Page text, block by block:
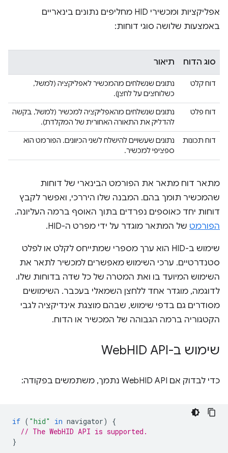
אפליקציות ומכשירי HID מחליפים נתונים בינאריים
באמצעות שלושה סוגי דוחות:
סוג הדוח תיאור
דוח קלט
נתונים שנשלחים מהמכשיר לאפליקציה (למשל,
כשלוחצים על לחצן).
דוח פלט
נתונים שנשלחים מהאפליקציה למכשיר (למשל, בקשה
להדליק את התאורה האחורית של המקלדת).
דוח תכונות
נתונים שעשויים להישלח לשני הכיוונים. הפורמט הוא
ספציפי למכשיר.
מתאר דוח מתאר את הפורמט הבינארי של דוחות
שהמכשיר תומך בהם. המבנה שלו היררכי, ואפשר לקבץ
דוחות יחד כאוספים נפרדים בתוך האוסף ברמה העליונה.
הפורמט של המתאר מוגדר על ידי מפרט ה-HID.
שימוש ב-HID הוא ערך מספרי שמתייחס לקלט או לפלט
סטנדרטיים. ערכי השימוש מאפשרים למכשיר לתאר את
השימוש המיועד בו ואת המטרה של כל שדה בדוחות שלו.
לדוגמה, מוגדר אחד ללחצן השמאלי בעכבר. השימושים
מסודרים גם בדפי שימוש, שבהם מוצגת אינדיקציה לגבי
הקטגוריה ברמה הגבוהה של המכשיר או הדוח.
שימוש ב-WebHID API
כדי לבדוק אם WebHID API נתמך, משתמשים בפקודה:
if ( "hid" in navigator)
{
// The WebHID API is supported.
}